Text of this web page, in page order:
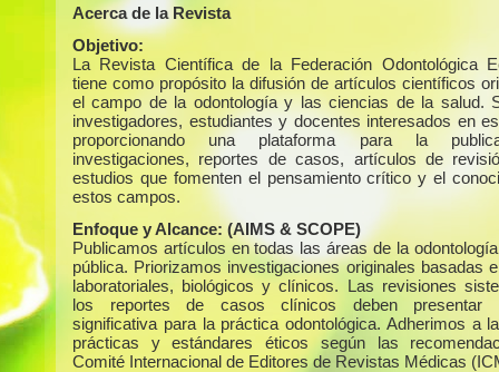
Acerca de la Revista
Objetivo:
La Revista Científica de la Federación Odontológica
tiene como propósito la difusión de artículos científicos
el campo de la odontología y las ciencias de la salud.
investigadores, estudiantes y docentes interesados en
proporcionando una plataforma para la
investigaciones, reportes de casos, artículos de
estudios que fomenten el pensamiento crítico y el
estos campos.
Enfoque y Alcance: (AIMS & SCOPE)
Publicamos artículos en todas las áreas de la
pública. Priorizamos investigaciones originales basadas
laboratoriales, biológicos y clínicos. Las revisiones
los reportes de casos clínicos deben presentar
significativa para la práctica odontológica. Adherimos a
prácticas y estándares éticos según las
Comité Internacional de Editores de Revistas Médicas